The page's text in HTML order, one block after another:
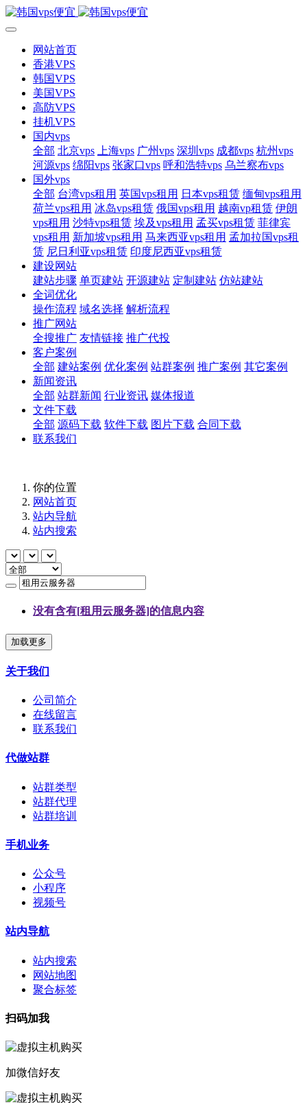
网站首页
香港VPS
韩国VPS
美国VPS
高防VPS
挂机VPS
国内vps
全部 北京vps 上海vps 广州vps 深圳vps 成都vps 杭州vps
河源vps 绵阳vps 张家口vps 呼和浩特vps 乌兰察布vps
国外vps
全部 台湾vps租用 英国vps租用 日本vps租赁 缅甸vps租用
荷兰vps租用 冰岛vps租赁 俄国vps租用 越南vp租赁 伊朗
vps租用 沙特vps租赁 埃及vps租用 孟买vps租赁 菲律宾
vps租用 新加坡vps租用 马来西亚vps租用 孟加拉国vps租
赁 尼日利亚vps租赁 印度尼西亚vps租赁
建设网站
建站步骤 单页建站 开源建站 定制建站 仿站建站
全词优化
操作流程 域名选择 解析流程
推广网站
全搜推广 友情链接 推广代投
客户案例
全部 建站案例 优化案例 站群案例 推广案例 其它案例
新闻资讯
全部 站群新闻 行业资讯 媒体报道
文件下载
全部 源码下载 软件下载 图片下载 合同下载
联系我们
你的位置
网站首页
站内导航
站内搜索
没有含有[租用云服务器]的信息内容
加载更多
关于我们
公司简介
在线留言
联系我们
代做站群
站群类型
站群代理
站群培训
手机业务
公众号
小程序
视频号
站内导航
站内搜索
网站地图
聚合标签
扫码加我
加微信好友